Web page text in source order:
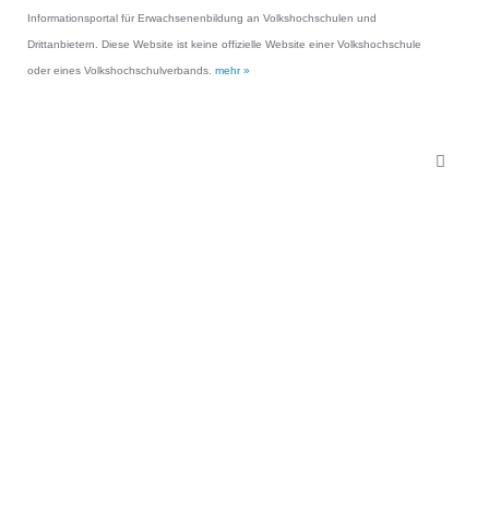
Informationsportal für Erwachsenenbildung an Volkshochschulen und
Drittanbietern. Diese Website ist keine offizielle Website einer Volkshochschule
oder eines Volkshochschulverbands. mehr »